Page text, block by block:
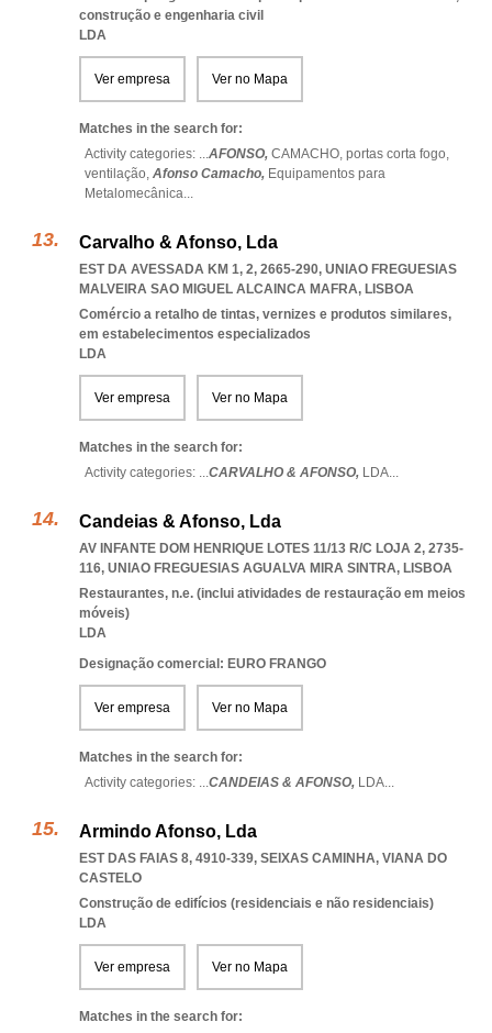
construção e engenharia civil
LDA
Ver empresa Ver no Mapa
Matches in the search for:
Activity categories: ...AFONSO, CAMACHO, portas corta fogo,
ventilação, Afonso Camacho, Equipamentos para
Metalomecânica...
Carvalho & Afonso, Lda
EST DA AVESSADA KM 1, 2, 2665-290, UNIAO FREGUESIAS
MALVEIRA SAO MIGUEL ALCAINCA MAFRA, LISBOA
Comércio a retalho de tintas, vernizes e produtos similares,
em estabelecimentos especializados
LDA
Ver empresa Ver no Mapa
Matches in the search for:
Activity categories: ...CARVALHO & AFONSO, LDA...
Candeias & Afonso, Lda
AV INFANTE DOM HENRIQUE LOTES 11/13 R/C LOJA 2, 2735-
116, UNIAO FREGUESIAS AGUALVA MIRA SINTRA, LISBOA
Restaurantes, n.e. (inclui atividades de restauração em meios
móveis)
LDA
Designação comercial: EURO FRANGO
Ver empresa Ver no Mapa
Matches in the search for:
Activity categories: ...CANDEIAS & AFONSO, LDA...
Armindo Afonso, Lda
EST DAS FAIAS 8, 4910-339, SEIXAS CAMINHA, VIANA DO
CASTELO
Construção de edifícios (residenciais e não residenciais)
LDA
Ver empresa Ver no Mapa
Matches in the search for: